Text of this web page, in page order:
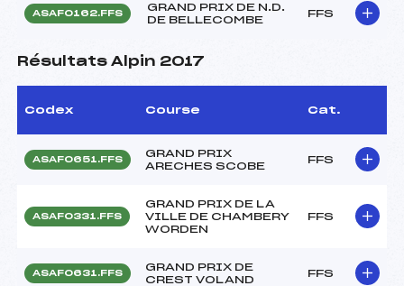
ASAF0162.FFS
GRAND PRIX DE N.D.
DE BELLECOMBE
FFS
Résultats Alpin 2017
Codex Course Cat.
ASAF0651.FFS
GRAND PRIX
ARECHES SCOBE
FFS
ASAF0331.FFS
GRAND PRIX DE LA
VILLE DE CHAMBERY
WORDEN
FFS
ASAF0631.FFS
GRAND PRIX DE
CREST VOLAND
FFS